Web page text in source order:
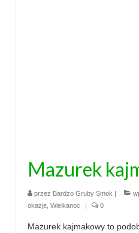
Mazurek
przez Bardzo Gruby Smok |
okazje Wielkanoc | 0
Mazurek kajmakowy to